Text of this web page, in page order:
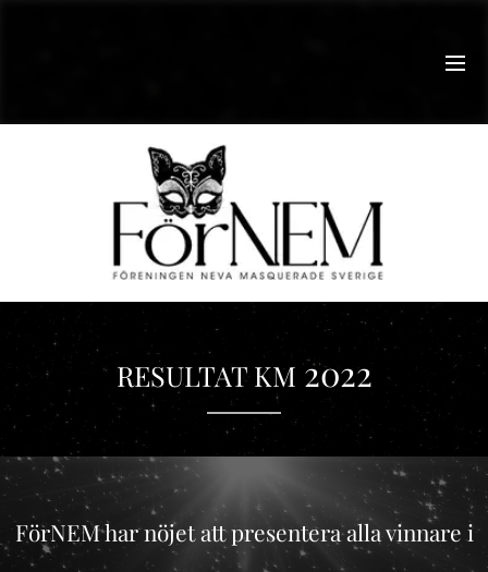
RESULTAT KM 2022
FörNEM har nöjet att presentera alla vinnare i